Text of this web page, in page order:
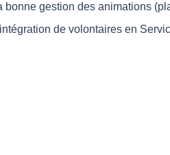
gestion des animations
de volontaires en